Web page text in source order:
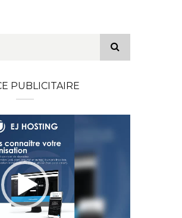
PUBLICITAIRE
Lecteur
vidéo